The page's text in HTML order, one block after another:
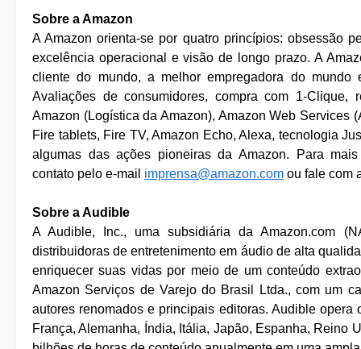
Sobre a Amazon
A Amazon orienta-se por quatro princípios: obsessão
excelência operacional e visão de longo prazo. A
cliente do mundo, a melhor empregadora do
Avaliações de consumidores, compra com 1-Clique,
Amazon (Logística da Amazon), Amazon Web
Fire tablets, Fire TV, Amazon Echo, Alexa, tecnologia
algumas das ações pioneiras da Amazon. Para
contato pelo e-mail imprensa@amazon.com ou fale com
Sobre a Audible
A Audible, Inc., uma subsidiária da Amazon.com
distribuidoras de entretenimento em áudio de alta
enriquecer suas vidas por meio de um conteúdo
Amazon Serviços de Varejo do Brasil Ltda., com um
autores renomados e principais editoras. Audible
França, Alemanha, Índia, Itália, Japão, Espanha, Reino